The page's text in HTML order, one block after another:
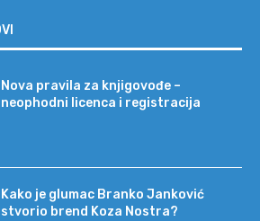
Nova pravila za knjigovođe –
neophodni licenca i registracija
Kako je glumac Branko Janković
stvorio brend Koza Nostra?